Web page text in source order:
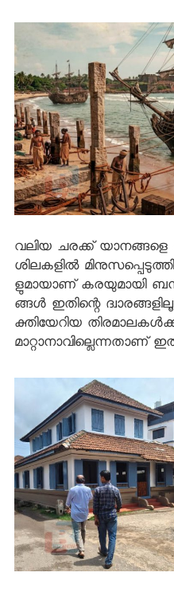
വലിയ ചരക്ക്
ശിലകളില്‍
ളുമായാണ് കരയുമായി
ങ്ങള്‍ ഇതിന്റെ
ക്തിയേറിയ
മാറ്റാനാവില്ലെന്നതാണ്